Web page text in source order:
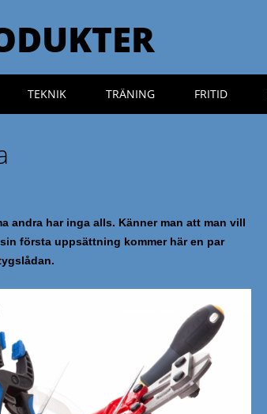
TEKNIK TRÄNING FRITID
andra har inga alls. Känner man att man vill
första uppsättning kommer här en par